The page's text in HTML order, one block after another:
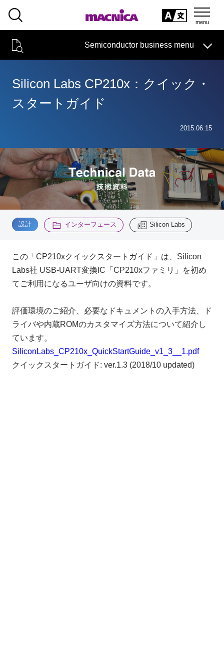
Semiconductor business menu
Technical Information
Case Study event·
seminar
Handling Manufacturer Support
Semiconductor BusinessHOME
Products and Services of Macnica,Inc.
Events and Seminars
Handling Manufacturer
Support
Inquiry
Click here to purchase products
Semiconductor business e-mail magazine registration
Narrow
down
by
specifying
conditions
2200
Silicon Labs CP210x：クイック・
スタートガイド
2015.06.15
設計 インターフェース Silicon Labs
この「CP210xクイックスタートガイド」は、Silicon
Labs社 USB-UART変換IC「CP210xファミリ」を初め
てご利用になるユーザ向けの資料です。
評価環境のご紹介、必要なドキュメントの入手方法、ド
ライバや内蔵ROMのカスタマイズ方法について紹介し
ています。
SiliconLabs_CP210x_QuickStartGuide_v1_3__1.pdf
クイックスタートガイド: ver.1.3 (2018/10 updated)